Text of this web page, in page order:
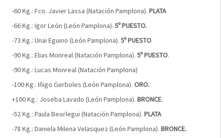
-60 Kg.: Fco. Javier Lassa (Natación Pamplona). PLATA
-66 Kg.: Igor León (León Pamplona). 5º PUESTO.
-73 Kg.: Unai Eguino (León Pamplona). 5º PUESTO
-90 Kg.: Elias Monreal (Natación Pamplona). 5º PUESTO.
-90 Kg.: Lucas Monreal (Natación Pamplona)
-100 Kg.: Iñigo Gerboles (León Pamplona). ORO.
+100 Kg.: Joseba Lavado (León Pamplona). BRONCE.
-52 Kg.: Paula Beorlegui (Natación Pamplona). PLATA
-78 Kg.: Daniela Milena Velasquez (León Pamplona). BRONCE.